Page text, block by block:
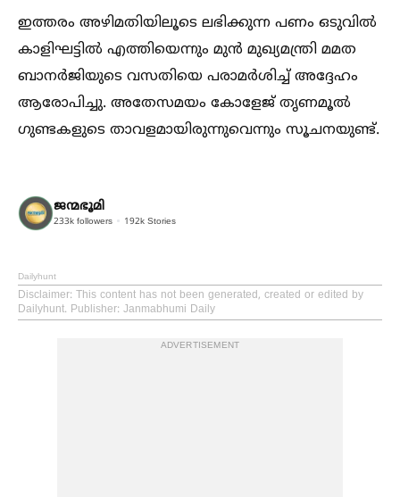
ഇത്തരം അഴിമതിയിലൂടെ ലഭിക്കുന്ന പണം ഒടുവില്‍
കാളിഘട്ടില്‍ എത്തിയെന്നും മുൻ മുഖ്യമന്ത്രി മമത
ബാനർജിയുടെ വസതിയെ പരാമർശിച്ച്‌ അദ്ദേഹം
ആരോപിച്ചു. അതേസമയം കോളേജ് തൃണമൂല്‍
ഗുണ്ടകളുടെ താവളമായിരുന്നുവെന്നും സൂചനയുണ്ട്.
ജന്മഭൂമി
233k followers 192k Stories
Dailyhunt
Disclaimer: This content has not been generated, created or edited by
Dailyhunt. Publisher: Janmabhumi Daily
ADVERTISEMENT